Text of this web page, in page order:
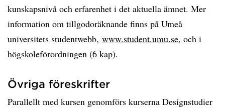
kunskapsnivå och erfarenhet i det aktuella ämnet. Mer
information om tillgodoräknande finns på Umeå
universitets studentwebb, www.student.umu.se, och i
högskoleförordningen (6 kap).
Övriga föreskrifter
Parallellt med kursen genomförs kurserna Designstudier